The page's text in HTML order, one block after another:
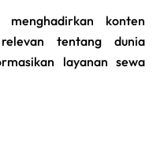
konten
tentang dunia
layanan sewa